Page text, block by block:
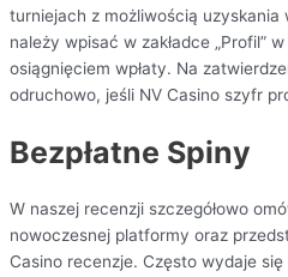
turniejach z możliwością
należy wpisać w zakładce „Profil”
osiągnięciem wpłaty. Na
odruchowo, jeśli NV Casino szyfr
Bezpłatne Spiny
W naszej recenzji szczegółowo
nowoczesnej platformy oraz
Casino recenzje. Często wydaje